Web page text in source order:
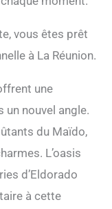
vous êtes prêt
à La Réunion.
une
un nouvel angle.
du Maïdo,
L’oasis
d’Eldorado
à cette